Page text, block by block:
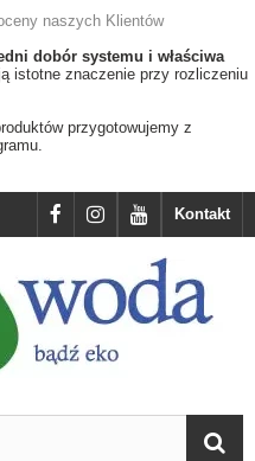
naszych Klientów
dobór systemu i właściwa
istotne znaczenie przy rozliczeniu
przygotowujemy z
Kontakt